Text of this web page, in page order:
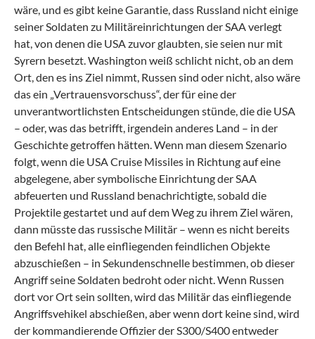
wäre, und es gibt keine Garantie, dass Russland nicht einige
seiner Soldaten zu Militäreinrichtungen der SAA verlegt
hat, von denen die USA zuvor glaubten, sie seien nur mit
Syrern besetzt. Washington weiß schlicht nicht, ob an dem
Ort, den es ins Ziel nimmt, Russen sind oder nicht, also wäre
das ein „Vertrauensvorschuss“, der für eine der
unverantwortlichsten Entscheidungen stünde, die die USA
– oder, was das betrifft, irgendein anderes Land – in der
Geschichte getroffen hätten. Wenn man diesem Szenario
folgt, wenn die USA Cruise Missiles in Richtung auf eine
abgelegene, aber symbolische Einrichtung der SAA
abfeuerten und Russland benachrichtigte, sobald die
Projektile gestartet und auf dem Weg zu ihrem Ziel wären,
dann müsste das russische Militär – wenn es nicht bereits
den Befehl hat, alle einfliegenden feindlichen Objekte
abzuschießen – in Sekundenschnelle bestimmen, ob dieser
Angriff seine Soldaten bedroht oder nicht. Wenn Russen
dort vor Ort sein sollten, wird das Militär das einfliegende
Angriffsvehikel abschießen, aber wenn dort keine sind, wird
der kommandierende Offizier der S300/S400 entweder